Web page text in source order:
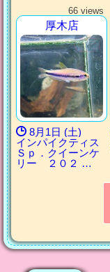
66 views
厚木店
8月1日 (土)
インパイクティス
Ｓｐ．クイーンケ
リー ２０２ …